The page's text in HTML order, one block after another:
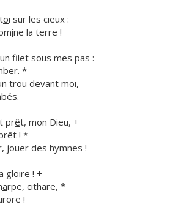
oi sur les cieux :
ine la terre !
filet sous mes pas :
*
trou devant moi,
prêt, mon Dieu, +
! *
jouer des hymnes !
gloire ! +
arpe, cithare, *
!